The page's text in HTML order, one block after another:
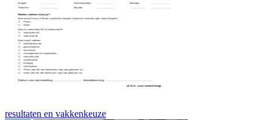
resultaten en vakkenkeuze